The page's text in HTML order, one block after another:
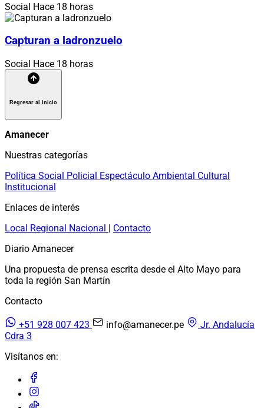
Social Hace 18 horas
Capturan a ladronzuelo
Social Hace 18 horas
Regresar al inicio
Amanecer
Nuestras categorías
Política Social Policial Espectáculo Ambiental Cultural
Institucional
Enlaces de interés
Local Regional Nacional | Contacto
Diario Amanecer
Una propuesta de prensa escrita desde el Alto Mayo para
toda la región San Martín
Contacto
+51 928 007 423 info@amanecer.pe
Jr. Andalucía
Cdra 3
Visítanos en: